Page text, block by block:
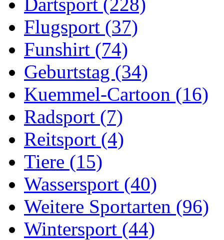
Flugsport (37)
Funshirt (74)
Geburtstag (34)
Kuemmel-Cartoon (16)
Radsport (7)
Reitsport (4)
Tiere (15)
Wassersport (40)
Weitere Sportarten (96)
Wintersport (44)